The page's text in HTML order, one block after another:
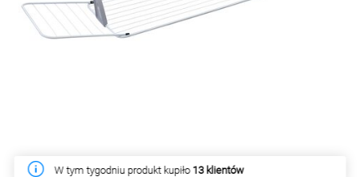
W tym tygodniu produkt kupiło 13 klientów